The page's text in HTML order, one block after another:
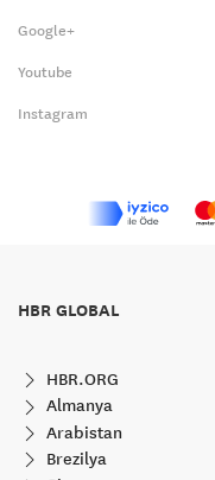
Google+
Youtube
Instagram
HBR GLOBAL
HBR.ORG
Almanya
Arabistan
Brezilya